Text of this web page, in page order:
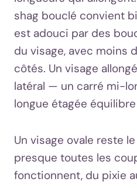
shag bouclé convient
est adouci par des
du visage, avec moins
côtés. Un visage
latéral — un carré mi-
longue étagée
Un visage ovale reste
presque toutes les
fonctionnent, du pixie